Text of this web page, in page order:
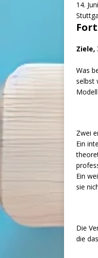
14.
Ziele,
Was
selbst
Zwei
Ein
Ein
sie
Die
die